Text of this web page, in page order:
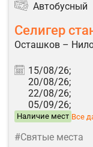
Автобусный
Селигер
Осташков –
15/08/26;
20/08/26;
22/08/26;
05/09/26;
Наличие мест Все
#Святые места